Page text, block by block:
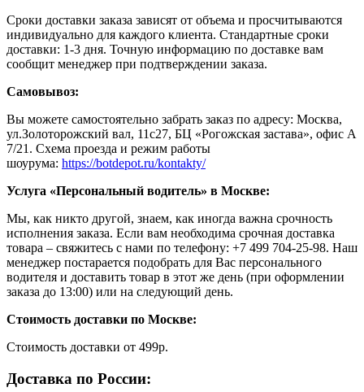
Сроки доставки заказа зависят от объема и просчитываются
индивидуально для каждого клиента. Стандартные сроки
доставки: 1-3 дня. Точную информацию по доставке вам
сообщит менеджер при подтверждении заказа.
Самовывоз:
Вы можете самостоятельно забрать заказ по адресу: Москва,
ул.Золоторожский вал, 11с27, БЦ «Рогожская застава», офис А
7/21. Схема проезда и режим работы
шоурума: https://botdepot.ru/kontakty/
Услуга «Персональный водитель» в Москве:
Мы, как никто другой, знаем, как иногда важна срочность
исполнения заказа. Если вам необходима срочная доставка
товара – свяжитесь с нами по телефону: +7 499 704-25-98. Наш
менеджер постарается подобрать для Вас персонального
водителя и доставить товар в этот же день (при оформлении
заказа до 13:00) или на следующий день.
Стоимость доставки по Москве:
Cтоимость доставки от 499р.
Доставка по России: